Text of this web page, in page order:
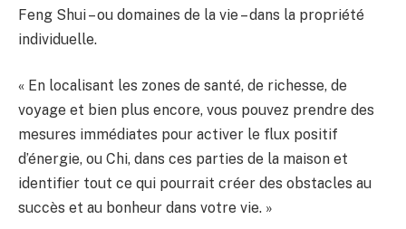
Feng Shui – ou domaines de la vie – dans la propriété
individuelle.
« En localisant les zones de santé, de richesse, de
voyage et bien plus encore, vous pouvez prendre des
mesures immédiates pour activer le flux positif
d’énergie, ou Chi, dans ces parties de la maison et
identifier tout ce qui pourrait créer des obstacles au
succès et au bonheur dans votre vie. »